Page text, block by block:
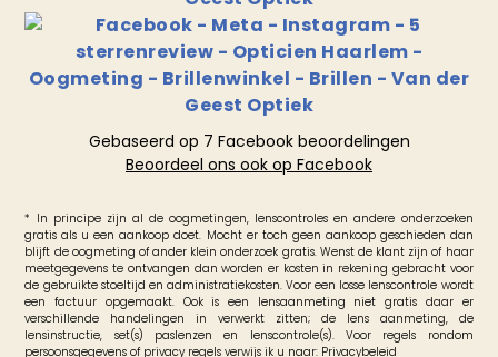
Gebaseerd op 7 Facebook beoordelingen
Beoordeel ons ook op Facebook
* In principe zijn al de oogmetingen, lenscontroles en andere onderzoeken
gratis als u een aankoop doet. Mocht er toch geen aankoop geschieden dan
blijft de oogmeting of ander klein onderzoek gratis. Wenst de klant zijn of haar
meetgegevens te ontvangen dan worden er kosten in rekening gebracht voor
de gebruikte stoeltijd en administratiekosten. Voor een losse lenscontrole wordt
een factuur opgemaakt. Ook is een lensaanmeting niet gratis daar er
verschillende handelingen in verwerkt zitten; de lens aanmeting, de
lensinstructie, set(s) paslenzen en lenscontrole(s). Voor regels rondom
persoonsgegevens of privacy regels verwijs ik u naar: Privacybeleid